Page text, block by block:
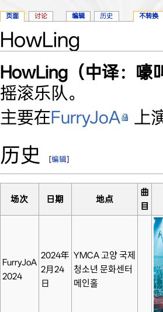
HowLing
HowLing（中译：嚎
摇滚乐队。
主要在FurryJoA 上
历史 [编辑]
场次 日期 地点
曲
目
FurryJoA
2024
2024年
2月24
日
YMCA 고양 국제
청소년 문화센터
메인홀
页面 讨论 编辑 历史 不转换